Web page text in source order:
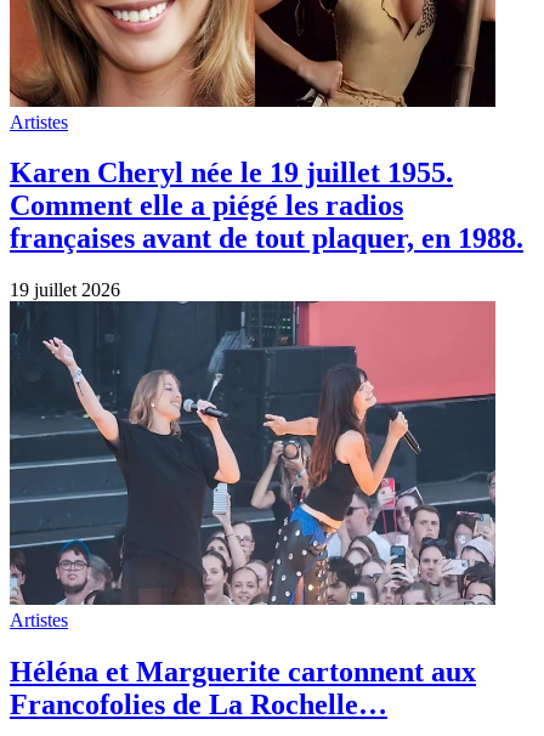
Artistes
Karen Cheryl née le 19 juillet 1955.
Comment elle a piégé les radios
françaises avant de tout plaquer, en 1988.
19 juillet 2026
Artistes
Héléna et Marguerite cartonnent aux
Francofolies de La Rochelle…